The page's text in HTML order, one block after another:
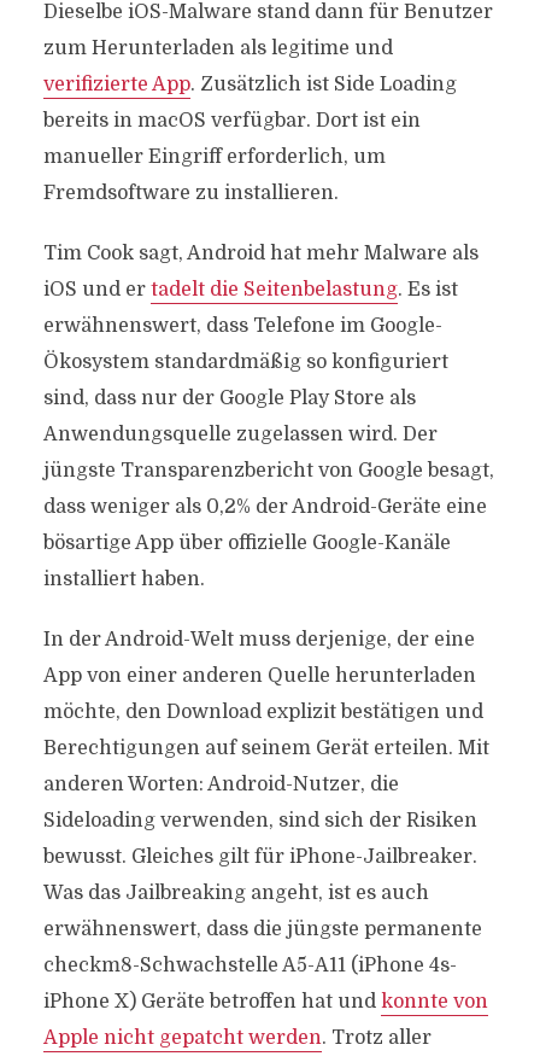
Dieselbe iOS-Malware stand dann für Benutzer
zum Herunterladen als legitime und
verifizierte App. Zusätzlich ist Side Loading
bereits in macOS verfügbar. Dort ist ein
manueller Eingriff erforderlich, um
Fremdsoftware zu installieren.
Tim Cook sagt, Android hat mehr Malware als
iOS und er tadelt die Seitenbelastung. Es ist
erwähnenswert, dass Telefone im Google-
Ökosystem standardmäßig so konfiguriert
sind, dass nur der Google Play Store als
Anwendungsquelle zugelassen wird. Der
jüngste Transparenzbericht von Google besagt,
dass weniger als 0,2% der Android-Geräte eine
bösartige App über offizielle Google-Kanäle
installiert haben.
In der Android-Welt muss derjenige, der eine
App von einer anderen Quelle herunterladen
möchte, den Download explizit bestätigen und
Berechtigungen auf seinem Gerät erteilen. Mit
anderen Worten: Android-Nutzer, die
Sideloading verwenden, sind sich der Risiken
bewusst. Gleiches gilt für iPhone-Jailbreaker.
Was das Jailbreaking angeht, ist es auch
erwähnenswert, dass die jüngste permanente
checkm8-Schwachstelle A5-A11 (iPhone 4s-
iPhone X) Geräte betroffen hat und konnte von
Apple nicht gepatcht werden. Trotz aller